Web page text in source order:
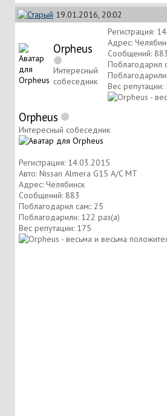
19.01.2016, 20:02
Orpheus
Интересный
собеседник
Регистрация:
Адрес:
Сообщений: 883
Поблагодарил
Вес репутации:
Orpheus
Интересный собеседник
Регистрация: 14.03.2015
Авто: Nissan Almera G15 A/C MT
Адрес: Челябинск
Сообщений: 883
Поблагодарил сам:: 25
Поблагодарили: 122 раз(а)
Вес репутации: 175